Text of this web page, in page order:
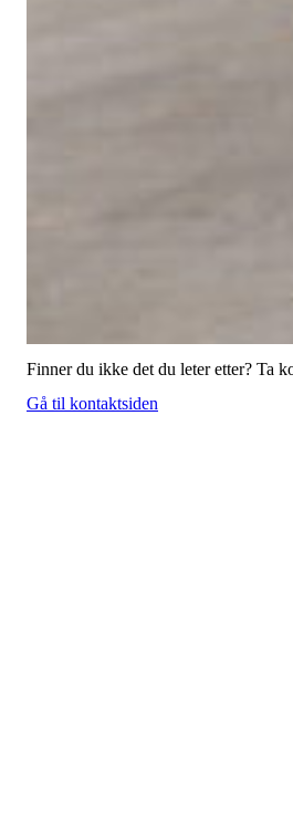
Finner du ikke det du leter etter? Ta
Gå til kontaktsiden